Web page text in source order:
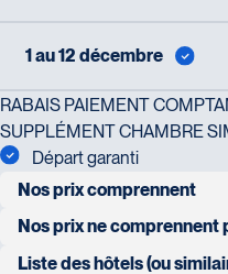
1 au 12 décembre
RABAIS PAIEMENT
SUPPLÉMENT CHAMBRE
Départ garanti
Nos prix comprennent
transport intérieur en
Nos prix ne comprennent
vol international au départ
Liste des hôtels (ou